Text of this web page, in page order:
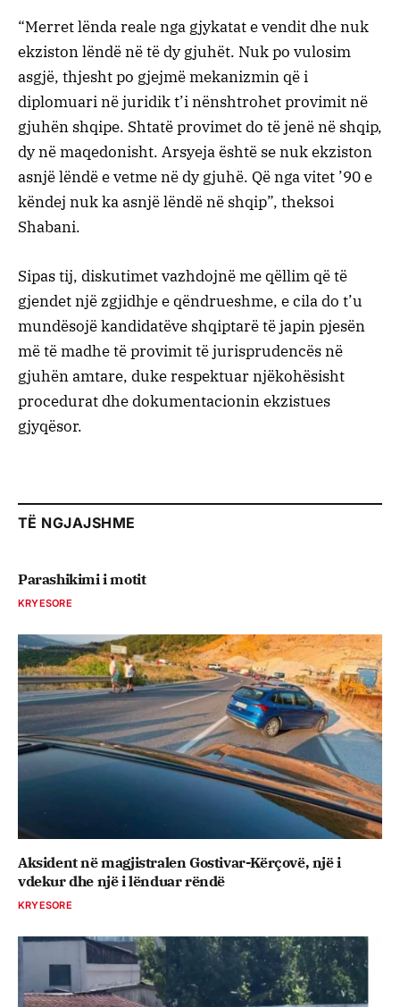
“Merret lënda reale nga gjykatat e vendit dhe nuk
ekziston lëndë në të dy gjuhët. Nuk po vulosim
asgjë, thjesht po gjejmë mekanizmin që i
diplomuari në juridik t’i nënshtrohet provimit në
gjuhën shqipe. Shtatë provimet do të jenë në shqip,
dy në maqedonisht. Arsyeja është se nuk ekziston
asnjë lëndë e vetme në dy gjuhë. Që nga vitet ’90 e
këndej nuk ka asnjë lëndë në shqip”, theksoi
Shabani.
Sipas tij, diskutimet vazhdojnë me qëllim që të
gjendet një zgjidhje e qëndrueshme, e cila do t’u
mundësojë kandidatëve shqiptarë të japin pjesën
më të madhe të provimit të jurisprudencës në
gjuhën amtare, duke respektuar njëkohësisht
procedurat dhe dokumentacionin ekzistues
gjyqësor.
TË NGJAJSHME
Parashikimi i motit
KRYESORE
Aksident në magjistralen Gostivar-Kërçovë, një i
vdekur dhe një i lënduar rëndë
KRYESORE